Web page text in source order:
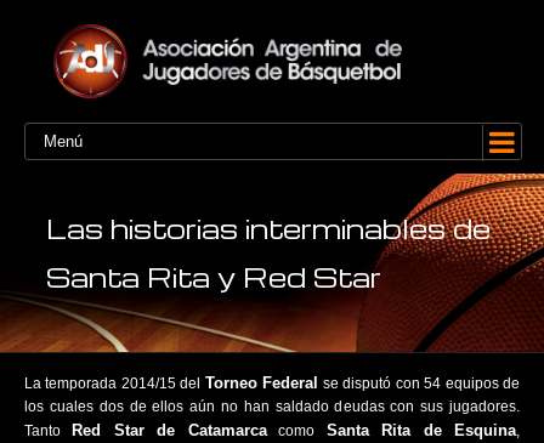
Menú
Las historias interminables de
Santa Rita y Red Star
La temporada 2014/15 del Torneo Federal se disputó con 54 equipos de
los cuales dos de ellos aún no han saldado deudas con sus jugadores.
Tanto
Red Star de Catamarcacomo Santa Rita de Esquina,